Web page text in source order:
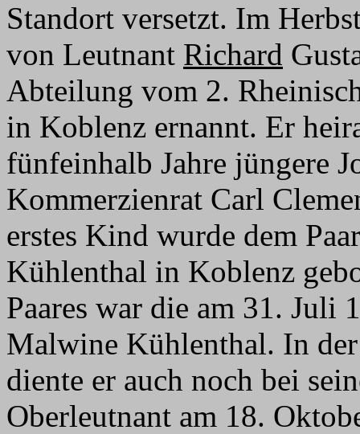
Standort versetzt. Im
von Leutnant Richard
Abteilung vom 2.
in Koblenz ernannt. Er
fünfeinhalb Jahre jüngere
Kommerzienrat Carl
erstes Kind wurde dem
Kühlenthal in Koblenz
Paares war die am 31. Juli
Malwine Kühlenthal. In
diente er auch noch bei
Oberleutnant am 18.